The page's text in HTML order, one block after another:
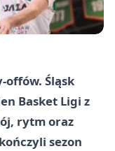
offów. Śląsk
Basket Ligi z
rytm oraz
sezon